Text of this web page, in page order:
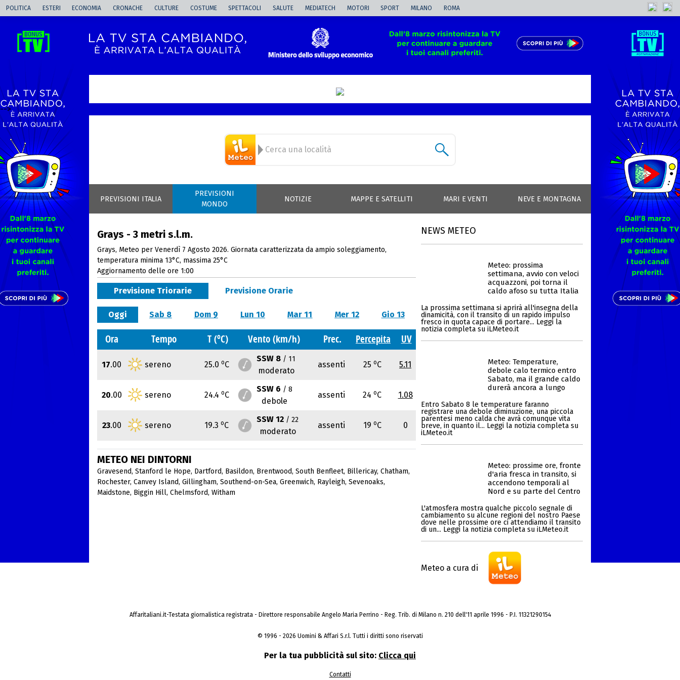
POLITICA ESTERI ECONOMIA CRONACHE CULTURE COSTUME SPETTACOLI SALUTE MEDIATECH MOTORI SPORT MILANO ROMA
-->
PREVISIONI ITALIA
PREVISIONI
MONDO
NOTIZIE MAPPE E SATELLITI MARI E VENTI NEVE E MONTAGNA
Grays - 3 metri s.l.m.
Grays, Meteo per Venerdì 7 Agosto 2026. Giornata caratterizzata da ampio soleggiamento,
temperatura minima 13°C, massima 25°C
Aggiornamento delle ore 1:00
Previsione Triorarie Previsione Orarie
Oggi Sab 8 Dom 9 Lun 10 Mar 11 Mer 12 Gio 13
Ora Tempo T (oC) Vento (km/h) Prec. Percepita UV
17.00 sereno 25.0 oC
SSW 8 / 11
moderato
assenti 25 oC 5.11
20.00 sereno 24.4 oC
SSW 6 / 8
debole
assenti 24 oC 1.08
23.00 sereno 19.3 oC
SSW 12 / 22
moderato
assenti 19 oC 0
METEO NEI DINTORNI
Gravesend, Stanford le Hope, Dartford, Basildon, Brentwood, South Benfleet, Billericay, Chatham,
Rochester, Canvey Island, Gillingham, Southend-on-Sea, Greenwich, Rayleigh, Sevenoaks,
Maidstone, Biggin Hill, Chelmsford, Witham
NEWS METEO
Meteo: prossima
settimana, avvio con veloci
acquazzoni, poi torna il
caldo afoso su tutta Italia
La prossima settimana si aprirà all'insegna della
dinamicità, con il transito di un rapido impulso
fresco in quota capace di portare... Leggi la
notizia completa su iLMeteo.it
Meteo: Temperature,
debole calo termico entro
Sabato, ma il grande caldo
durerà ancora a lungo
Entro Sabato 8 le temperature faranno
registrare una debole diminuzione, una piccola
parentesi meno calda che avrà comunque vita
breve, in quanto il... Leggi la notizia completa su
iLMeteo.it
Meteo: prossime ore, fronte
d'aria fresca in transito, si
accendono temporali al
Nord e su parte del Centro
L'atmosfera mostra qualche piccolo segnale di
cambiamento su alcune regioni del nostro Paese
dove nelle prossime ore ci attendiamo il transito
di un... Leggi la notizia completa su iLMeteo.it
Meteo a cura di
Affaritaliani.it-Testata giornalistica registrata - Direttore responsabile Angelo Maria Perrino - Reg. Trib. di Milano n. 210 dell'11 aprile 1996 - P.I. 11321290154
© 1996 - 2026 Uomini & Affari S.r.l. Tutti i diritti sono riservati
Per la tua pubblicità sul sito: Clicca qui
Contatti